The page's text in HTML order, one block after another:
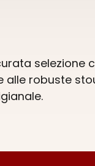
selezione
alle robuste